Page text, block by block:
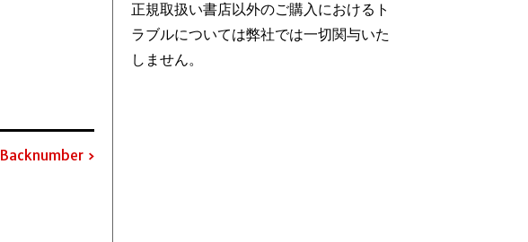
Backnumber
正規取扱い書店以外のご購入におけるト
ラブルについては弊社では一切関与いた
しません。